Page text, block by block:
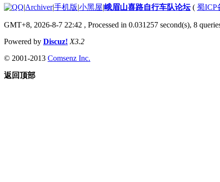
|Archiver|手机版|小黑屋|峨眉山喜路自行车队论坛( 蜀ICP
GMT+8, 2026-8-7 22:42 , Processed in 0.031257 second(s), 8
Powered by Discuz! X3.2
© 2001-2013 Comsenz Inc.
返回顶部